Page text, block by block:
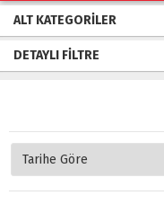
ALT KATEGORILER
DETAYLI FILTRE